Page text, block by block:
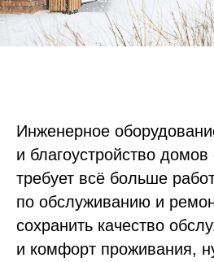
Инженерное
и благоустройство
требует всё больше
по обслуживанию и
сохранить качество
и комфорт проживания,